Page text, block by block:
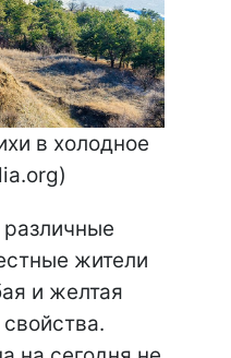
в холодное
различные
жители
и желтая